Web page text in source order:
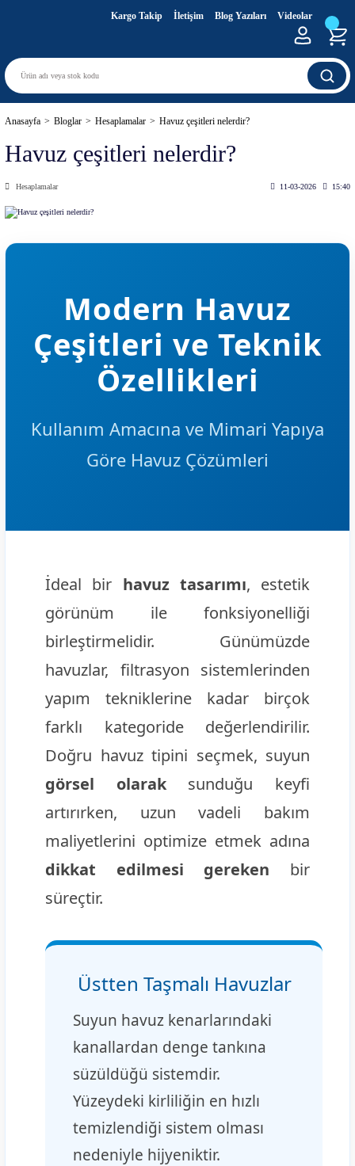
Kargo Takip İletişim Blog Yazıları Videolar
Anasayfa Bloglar Hesaplamalar Havuz çeşitleri nelerdir?
Havuz çeşitleri nelerdir?
Hesaplamalar 11-03-2026 15:40
Modern Havuz
Çeşitleri ve Teknik
Özellikleri
Kullanım Amacına ve Mimari Yapıya
Göre Havuz Çözümleri
İdeal bir havuz tasarımı, estetik
görünüm ile fonksiyonelliği
birleştirmelidir. Günümüzde
havuzlar, filtrasyon sistemlerinden
yapım tekniklerine kadar birçok
farklı kategoride değerlendirilir.
Doğru havuz tipini seçmek, suyun
görsel olaraksunduğu keyfi
artırırken, uzun vadeli bakım
maliyetlerini optimize etmek adına
dikkat edilmesi gereken bir
süreçtir.
Üstten Taşmalı Havuzlar
Suyun havuz kenarlarındaki
kanallardan denge tankına
süzüldüğü sistemdir.
Yüzeydeki kirliliğin en hızlı
temizlendiği sistem olması
nedeniyle hijyeniktir.